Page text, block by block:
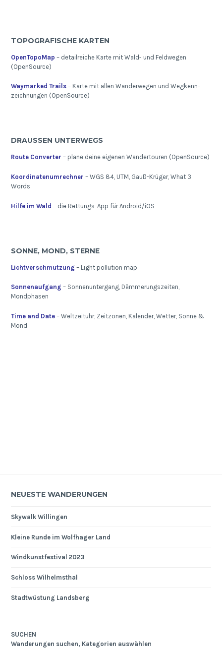
TOPOGRAFISCHE KARTEN
OpenTopoMap – detailreiche Karte mit Wald- und Feldwegen
(OpenSource)
Waymarked Trails – Karte mit allen Wanderwegen und Wegkenn-
zeichnungen (OpenSource)
DRAUSSEN UNTERWEGS
Route Converter – plane deine eigenen Wandertouren (OpenSource)
Koordinatenumrechner – WGS 84, UTM, Gauß-Krüger, What 3
Words
Hilfe im Wald – die Rettungs-App für Android/iOS
SONNE, MOND, STERNE
Lichtverschmutzung – Light pollution map
Sonnenaufgang – Sonnenuntergang, Dämmerungszeiten,
Mondphasen
Time and Date – Weltzeituhr, Zeitzonen, Kalender, Wetter, Sonne &
Mond
NEUESTE WANDERUNGEN
Skywalk Willingen
Kleine Runde im Wolfhager Land
Windkunstfestival 2023
Schloss Wilhelmsthal
Stadtwüstung Landsberg
SUCHEN
Wanderungen suchen, Kategorien auswählen